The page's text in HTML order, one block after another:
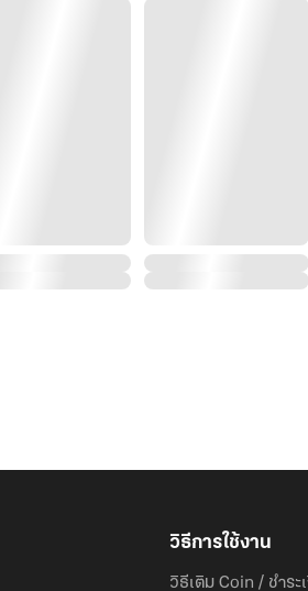
วิธีการใช้งาน
วิธีเติม Coin / ชำระ